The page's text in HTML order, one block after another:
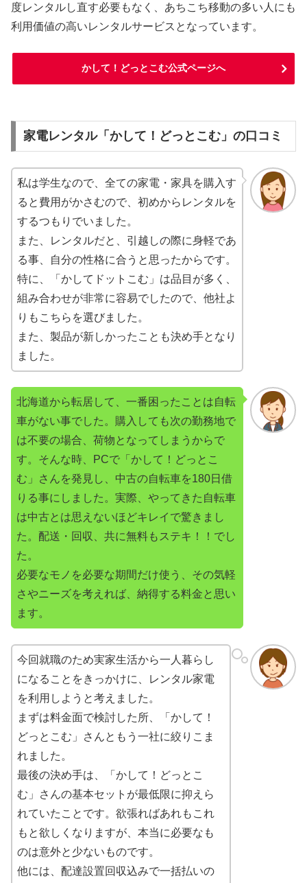
度レンタルし直す必要もなく、あちこち移動の多い人にも
利用価値の高いレンタルサービスとなっています。
かして！どっとこむ公式ページへ
家電レンタル「かして！どっとこむ」の口コミ
私は学生なので、全ての家電・家具を購入す
ると費用がかさむので、初めからレンタルを
するつもりでいました。
また、レンタルだと、引越しの際に身軽であ
る事、自分の性格に合うと思ったからです。
特に、「かしてドットこむ」は品目が多く、
組み合わせが非常に容易でしたので、他社よ
りもこちらを選びました。
また、製品が新しかったことも決め手となり
ました。
北海道から転居して、一番困ったことは自転
車がない事でした。購入しても次の勤務地で
は不要の場合、荷物となってしまうからで
す。そんな時、PCで「かして！どっとこ
む」さんを発見し、中古の自転車を180日借
りる事にしました。実際、やってきた自転車
は中古とは思えないほどキレイで驚きまし
た。配送・回収、共に無料もステキ！！でし
た。
必要なモノを必要な期間だけ使う、その気軽
さやニーズを考えれば、納得する料金と思い
ます。
今回就職のため実家生活から一人暮らし
になることをきっかけに、レンタル家電
を利用しようと考えました。
まずは料金面で検討した所、「かして！
どっとこむ」さんともう一社に絞りこま
れました。
最後の決め手は、「かして！どっとこ
む」さんの基本セットが最低限に抑えら
れていたことです。欲張ればあれもこれ
もと欲しくなりますが、本当に必要なも
のは意外と少ないものです。
他には、配達設置回収込みで一括払いの